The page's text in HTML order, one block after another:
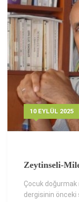
10 EYLÜL 2025
Zeytinseli-
Çocuk doğurmak
dergisinin önceki